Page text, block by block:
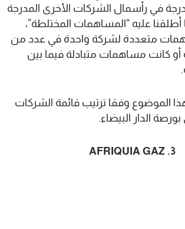
في رأسمال الشركات الأخرى المدرجة
أطلقنا عليه “المساهمات المختلطة”،
متعددة لشركة واحدة في عدد من
أو كانت مساهمات متبادلة فيما بين
الموضوع وفقا ترتيب قائمة الشركات
الدار البيضاء.
3. AFRIQUIA GAZ